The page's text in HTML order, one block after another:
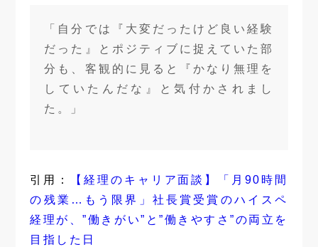
「自分では『大変だったけど良い経験
だった』とポジティブに捉えていた部
分も、客観的に見ると『かなり無理を
していたんだな』と気付かされまし
た。」
引用：
【経理のキャリア面談】「月90時間
の残業…もう限界」社長賞受賞のハイスペ
経理が、”働きがい”と”働きやすさ”の両立を
目指した日